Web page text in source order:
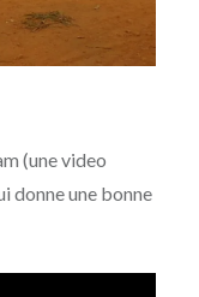
(une video
donne une bonne